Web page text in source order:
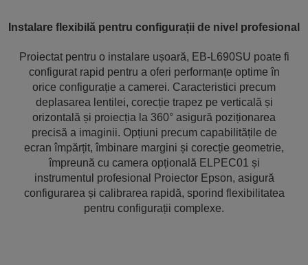
Instalare flexibilă pentru configurații de nivel profesional
Proiectat pentru o instalare ușoară, EB-L690SU poate fi
configurat rapid pentru a oferi performanțe optime în
orice configurație a camerei. Caracteristici precum
deplasarea lentilei, corecție trapez pe verticală și
orizontală și proiecția la 360° asigură poziționarea
precisă a imaginii. Opțiuni precum capabilitățile de
ecran împărțit, îmbinare margini și corecție geometrie,
împreună cu camera opțională ELPEC01 și
instrumentul profesional Proiector Epson, asigură
configurarea și calibrarea rapidă, sporind flexibilitatea
pentru configurații complexe.